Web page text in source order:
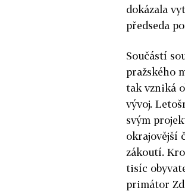
dokázala
předseda
Součástí
pražského
tak vzniká
vývoj.
svým
okrajovější
zákoutí.
tisíc
primátor